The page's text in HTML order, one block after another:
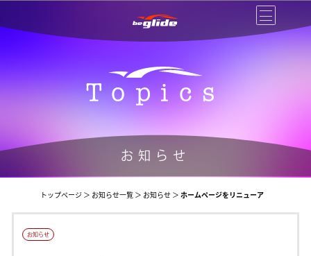
Topics
お知らせ
トップページ ＞ お知らせ一覧 ＞ お知らせ ＞ホームページをリニューア
ルいたしました
お知らせ